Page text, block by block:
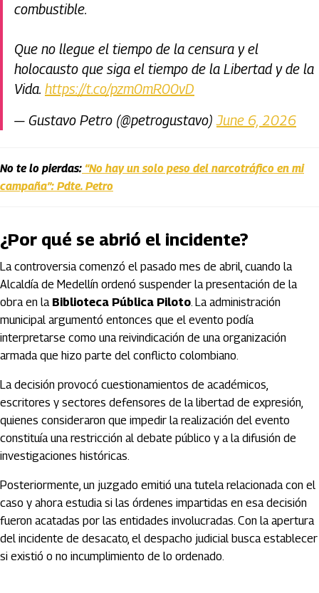
combustible.
Que no llegue el tiempo de la censura y el
holocausto que siga el tiempo de la Libertad y de la
Vida. https://t.co/pzm0mR00vD
— Gustavo Petro (@petrogustavo)June 6, 2026
No te lo pierdas: “No hay un solo peso del narcotráfico en mi
campaña”: Pdte. Petro
¿Por qué se abrió el incidente?
La controversia comenzó el pasado mes de abril, cuando la
Alcaldía de Medellín ordenó suspender la presentación de la
obra en la Biblioteca Pública Piloto. La administración
municipal argumentó entonces que el evento podía
interpretarse como una reivindicación de una organización
armada que hizo parte del conflicto colombiano.
La decisión provocó cuestionamientos de académicos,
escritores y sectores defensores de la libertad de expresión,
quienes consideraron que impedir la realización del evento
constituía una restricción al debate público y a la difusión de
investigaciones históricas.
Posteriormente, un juzgado emitió una tutela relacionada con el
caso y ahora estudia si las órdenes impartidas en esa decisión
fueron acatadas por las entidades involucradas. Con la apertura
del incidente de desacato, el despacho judicial busca establecer
si existió o no incumplimiento de lo ordenado.